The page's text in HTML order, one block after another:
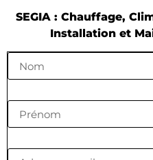
SEGIA : Chauffage,
Installation et